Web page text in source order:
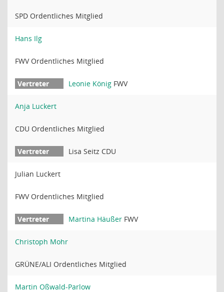
SPD Ordentliches Mitglied
Hans Ilg
FWV Ordentliches Mitglied
Leonie König FWV
Anja Luckert
CDU Ordentliches Mitglied
Lisa Seitz CDU
Julian Luckert
FWV Ordentliches Mitglied
Martina Häußer FWV
Christoph Mohr
GRÜNE/ALI Ordentliches Mitglied
Martin Oßwald-Parlow